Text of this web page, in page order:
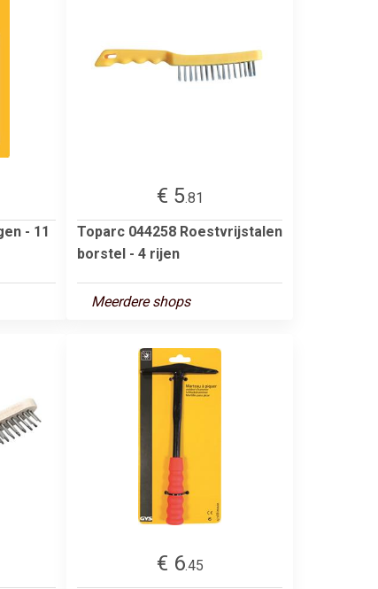
- 11
€ 5.81
Toparc 044258 Roestvrijstalen
borstel - 4 rijen
Meerdere shops
€ 6.45